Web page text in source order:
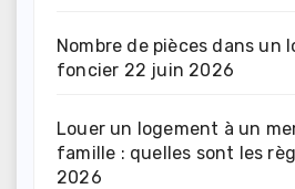
Nombre de pièces dans un
foncier 22 juin 2026
Louer un logement à un
famille : quelles sont les
2026